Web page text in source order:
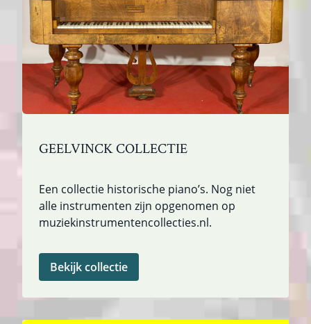
GEELVINCK COLLECTIE
Een collectie historische piano’s. Nog niet
alle instrumenten zijn opgenomen op
muziekinstrumentencollecties.nl.
Bekijk collectie